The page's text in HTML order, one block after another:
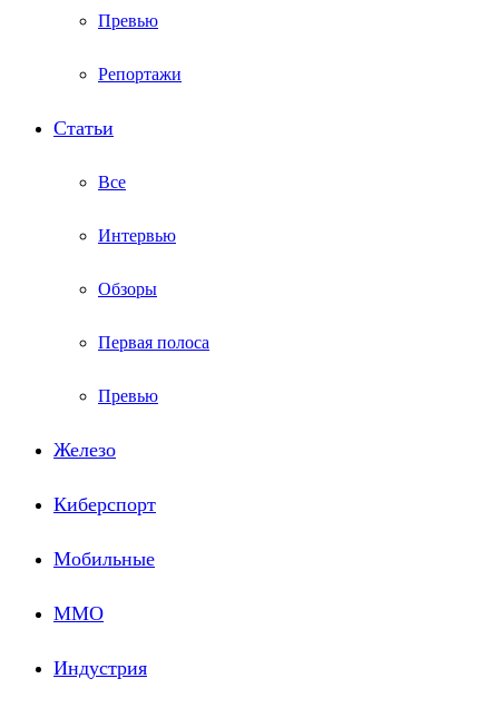
Превью
Репортажи
Статьи
Все
Интервью
Обзоры
Первая полоса
Превью
Железо
Киберспорт
Мобильные
ММО
Индустрия